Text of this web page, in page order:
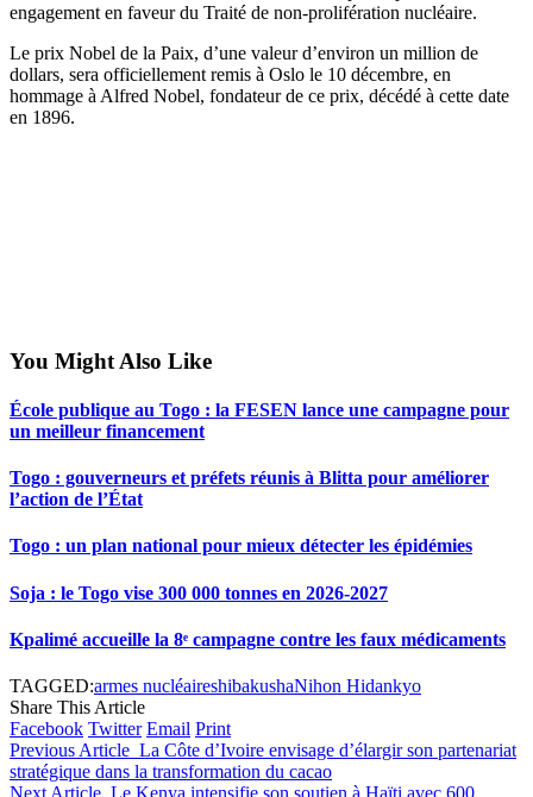
engagement en faveur du Traité de non-prolifération nucléaire.
Le prix Nobel de la Paix, d’une valeur d’environ un million de
dollars, sera officiellement remis à Oslo le 10 décembre, en
hommage à Alfred Nobel, fondateur de ce prix, décédé à cette date
en 1896.
You Might Also Like
École publique au Togo : la FESEN lance une campagne pour
un meilleur financement
Togo : gouverneurs et préfets réunis à Blitta pour améliorer
l’action de l’État
Togo : un plan national pour mieux détecter les épidémies
Soja : le Togo vise 300 000 tonnes en 2026-2027
Kpalimé accueille la 8ᵉ campagne contre les faux médicaments
TAGGED:armes nucléaireshibakushaNihon Hidankyo
Share This Article
Facebook Twitter Email Print
Previous Article La Côte d’Ivoire envisage d’élargir son partenariat
stratégique dans la transformation du cacao